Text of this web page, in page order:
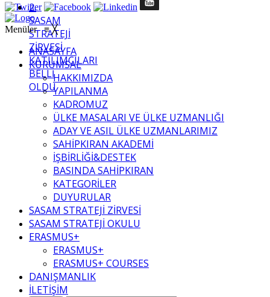
2.
SASAM
STRATEJİ
ZİRVESİ
KATILIMCILARI
BELLİ
OLDU
Menüler≡ ╳
ANASAYFA
KURUMSAL
HAKKIMIZDA
YAPILANMA
KADROMUZ
ÜLKE MASALARI VE ÜLKE UZMANLIĞI
ADAY VE ASIL ÜLKE UZMANLARIMIZ
SAHİPKIRAN AKADEMİ
İŞBİRLİĞİ&DESTEK
BASINDA SAHİPKIRAN
KATEGORİLER
DUYURULAR
SASAM STRATEJİ ZİRVESİ
SASAM STRATEJİ OKULU
ERASMUS+
ERASMUS+
ERASMUS+ COURSES
DANIŞMANLIK
İLETİŞİM